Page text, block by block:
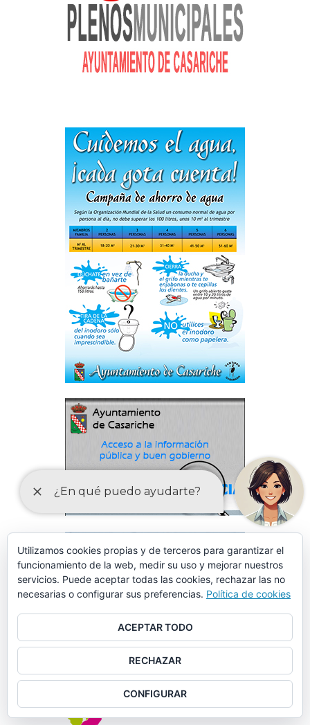
Utilizamos cookies propias y de terceros para garantizar el
funcionamiento de la web, medir su uso y mejorar nuestros
servicios. Puede aceptar todas las cookies, rechazar las no
necesarias o configurar sus preferencias. Política de cookies
ACEPTAR TODO
RECHAZAR
CONFIGURAR